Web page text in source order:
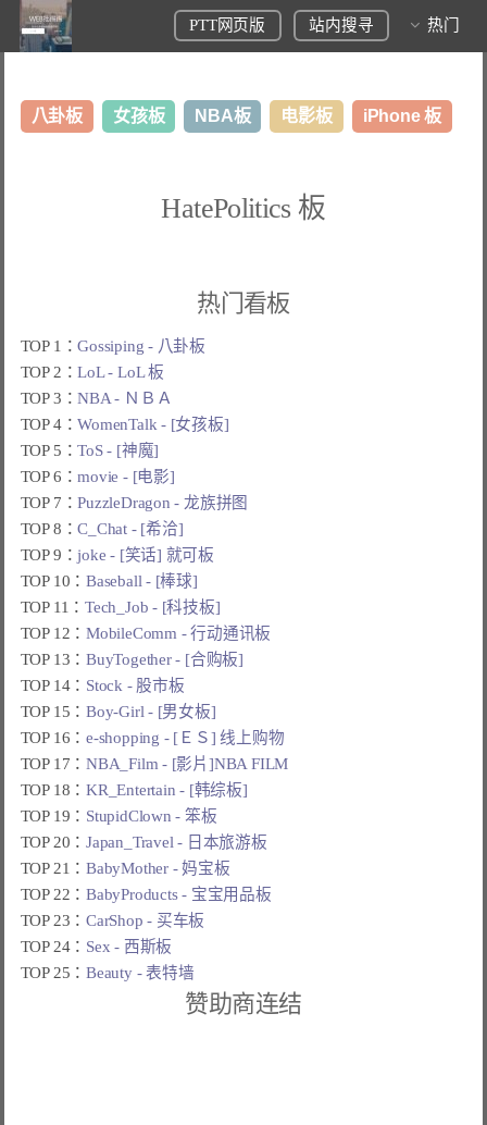
PTT网页版 站内搜寻 热门
八卦板 女孩板 NBA板 电影板 iPhone 板
HatePolitics 板
热门看板
TOP 1：Gossiping - 八卦板
TOP 2：LoL - LoL 板
TOP 3：NBA - ＮＢＡ
TOP 4：WomenTalk - [女孩板]
TOP 5：ToS - [神魔]
TOP 6：movie - [电影]
TOP 7：PuzzleDragon - 龙族拼图
TOP 8：C_Chat - [希洽]
TOP 9：joke - [笑话] 就可板
TOP 10：Baseball - [棒球]
TOP 11：Tech_Job - [科技板]
TOP 12：MobileComm - 行动通讯板
TOP 13：BuyTogether - [合购板]
TOP 14： Stock - 股市板
TOP 15：Boy-Girl - [男女板]
TOP 16：e-shopping - [ＥＳ] 线上购物
TOP 17：NBA_Film - [影片]NBA FILM
TOP 18：KR_Entertain - [韩综板]
TOP 19： StupidClown - 笨板
TOP 20：Japan_Travel - 日本旅游板
TOP 21：BabyMother - 妈宝板
TOP 22：BabyProducts - 宝宝用品板
TOP 23：CarShop - 买车板
TOP 24： Sex - 西斯板
TOP 25：Beauty - 表特墙
赞助商连结